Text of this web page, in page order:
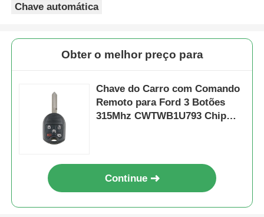
Chave automática
Obter o melhor preço para
Chave do Carro com Comando
Remoto para Ford 3 Botões
315Mhz CWTWB1U793 Chip
Continue